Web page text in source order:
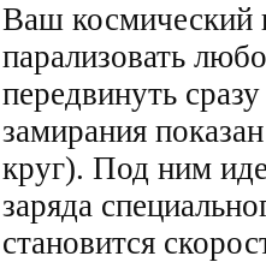
Ваш космический
парализовать
передвинуть
замирания
круг). Под ним
заряда
становится